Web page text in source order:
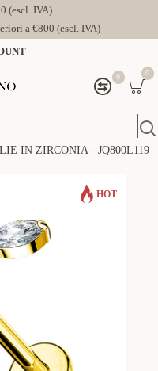
(escl. IVA)
a €800 (escl. IVA)
0 0
IN ZIRCONIA - JQ800L119
HOT